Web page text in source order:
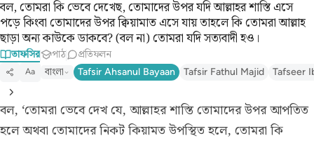
বল, তোমরা কি ভেবে দেখেছ, তোমাদের উপর যদি আল্লাহর শাস্তি এসে
পড়ে কিংবা তোমাদের উপর ক্বিয়ামাত এসে যায় তাহলে কি তোমরা আল্লাহ
ছাড়া অন্য কাউকে ডাকবে? (বল না) তোমরা যদি সত্যবাদী হও।
তাফসির পাঠ প্রতিফলন
Aa বাংলা Tafsir Ahsanul Bayaan Tafsir Fathul Majid Tafseer
বল, ‘তোমরা ভেবে দেখ যে, আল্লাহর শাস্তি তোমাদের উপর আপতিত
হলে অথবা তোমাদের নিকট কিয়ামত উপস্থিত হলে, তোমরা কি